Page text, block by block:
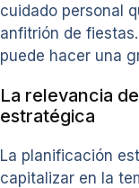
cuidado personal
anfitrión de
puede hacer una
La relevancia
estratégica
La planificación
capitalizar en la